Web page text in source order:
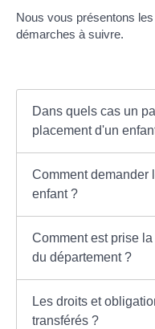
Nous vous présentons
démarches à suivre.
Dans quels cas un
placement d'un
Comment demander
enfant ?
Comment est prise
du département ?
Les droits et
transférés ?